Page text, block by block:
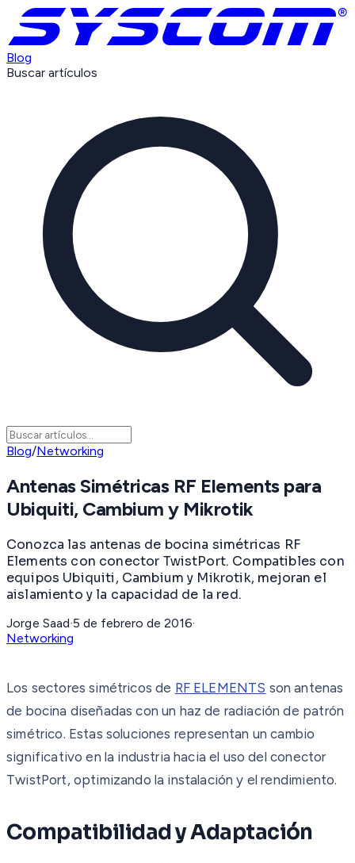
Blog
Buscar artículos
Blog/Networking
Antenas Simétricas RF Elements para
Ubiquiti, Cambium y Mikrotik
Conozca las antenas de bocina simétricas RF
Elements con conector TwistPort. Compatibles con
equipos Ubiquiti, Cambium y Mikrotik, mejoran el
aislamiento y la capacidad de la red.
Jorge Saad·5 de febrero de 2016·
Networking
Los sectores simétricos de RF ELEMENTS son antenas
de bocina diseñadas con un haz de radiación de patrón
simétrico. Estas soluciones representan un cambio
significativo en la industria hacia el uso del conector
TwistPort, optimizando la instalación y el rendimiento.
Compatibilidad y Adaptación